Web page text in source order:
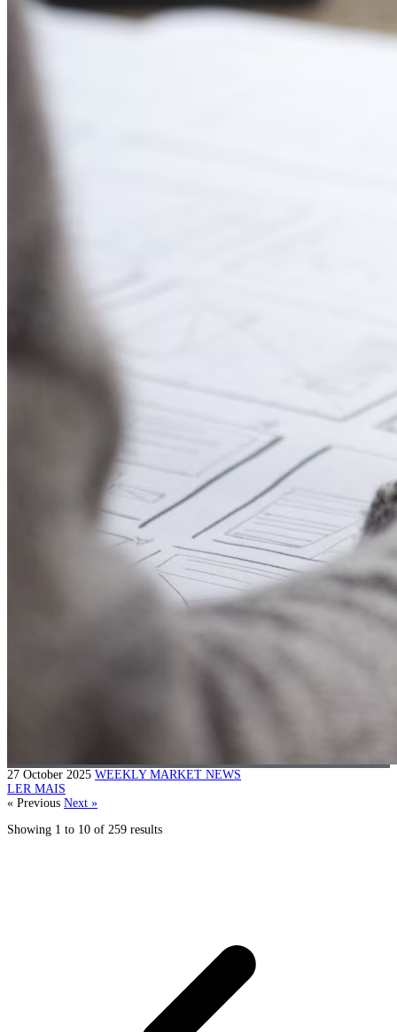
27 October 2025 WEEKLY MARKET NEWS
LER MAIS
« Previous Next »
Showing 1 to 10 of 259 results